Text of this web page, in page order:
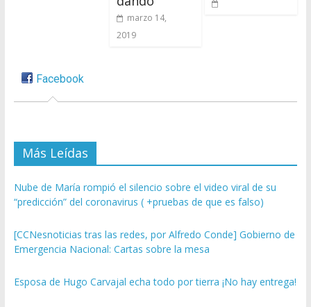
marzo 14,
2019
Facebook
Más Leídas
Nube de María rompió el silencio sobre el video viral de su
“predicción” del coronavirus ( +pruebas de que es falso)
[CCNesnoticias tras las redes, por Alfredo Conde] Gobierno de
Emergencia Nacional: Cartas sobre la mesa
Esposa de Hugo Carvajal echa todo por tierra ¡No hay entrega!